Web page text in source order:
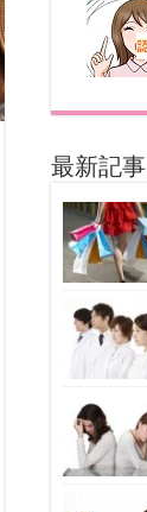
最新記事